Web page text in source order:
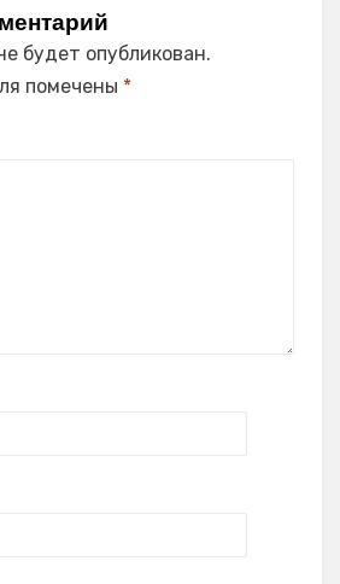
будет опубликован.
помечены *